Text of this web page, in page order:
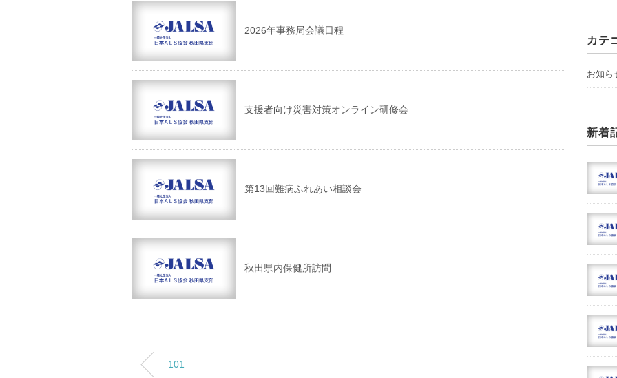
2026年事務局会議日程
支援者向け災害対策オンライン研修会
第13回難病ふれあい相談会
秋田県内保健所訪問
101
カテ
お知ら
新着